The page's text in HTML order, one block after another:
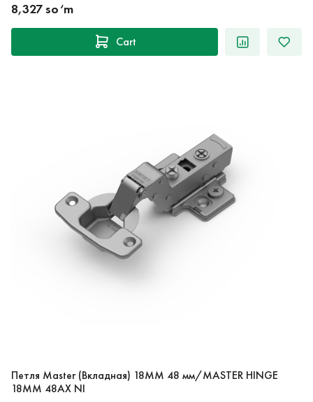
8,327 so‘m
Cart
Петля Master (Вкладная) 18ММ 48 мм/MASTER HINGE
18MM 48AX NI